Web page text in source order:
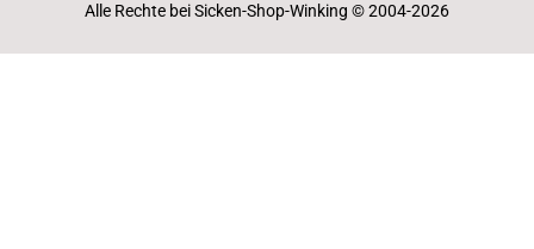
Alle Rechte bei Sicken-Shop-Winking © 2004-2026